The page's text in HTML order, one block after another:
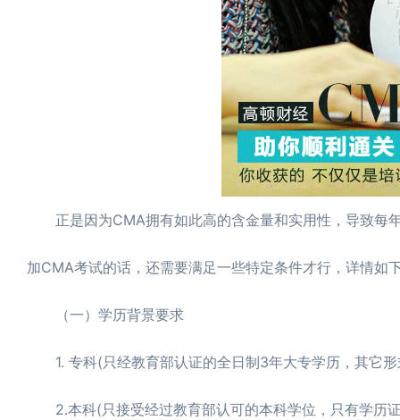
正是因为CMA拥有如此高的含金量和实用性，导致每
加CMA考试的话，还需要满足一些特定条件才行，详情如
（一）学历背景要求
1. 专科(只经教育部认证的全日制3年大专学历，其它形
2.本科(只接受经过教育部认可的本科学位，只有学历